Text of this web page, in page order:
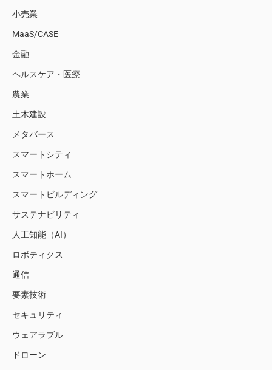
小売業
MaaS/CASE
金融
ヘルスケア・医療
農業
土木建設
メタバース
スマートシティ
スマートホーム
スマートビルディング
サステナビリティ
人工知能（AI）
ロボティクス
通信
要素技術
セキュリティ
ウェアラブル
ドローン